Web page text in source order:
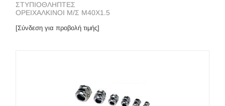
ΣΤΥΠΙΟΘΛΗΠΤΕΣ
ΟΡΕΙΧΑΛΚΙΝΟΙ Μ/Σ Μ40Χ1.5
[Σύνδεση για προβολή τιμής]